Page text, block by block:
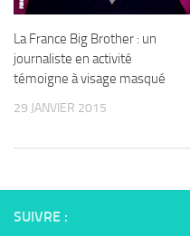
La France Big Brother : un
journaliste en activité
témoigne à visage masqué
29 JANVIER 2015
SUIVRE :